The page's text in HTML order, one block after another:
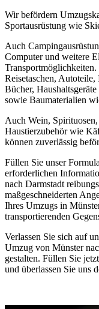
Wir befördern
Sportausrüstung wie
Auch
Computer und weitere
Reisetaschen,
Bücher,
sowie Baumaterialien
Auch Wein,
Haustierzubehör wie
können zuverlässig
Füllen Sie unser
erforderlichen
nach Darmstadt
maßgeschneiderten
Ihres Umzugs in
transportierenden
Verlassen Sie sich auf
Umzug von Münster
gestalten. Füllen Sie
und überlassen Sie uns